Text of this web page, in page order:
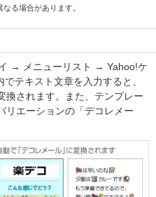
る場合があります。
→ メニューリスト → Yahoo!ケ
テキスト文章を入力すると、
換されます。また、テンプレー
リエーションの「デコレメー